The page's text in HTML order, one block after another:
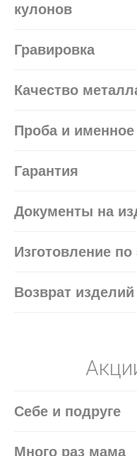
кулонов
Гравировка
Качество
Проба и
Гарантия
Документы на
Изготовление
Возврат изделий
Себе и подруге
Много раз мама